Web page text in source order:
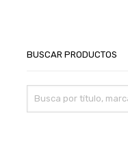
BUSCAR PRODUCTOS